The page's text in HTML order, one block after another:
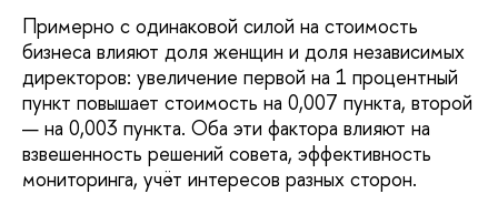
Примерно с одинаковой силой на стоимость
бизнеса влияют доля женщин и доля независимых
директоров: увеличение первой на 1 процентный
пункт повышает стоимость на 0,007 пункта, второй
— на 0,003 пункта. Оба эти фактора влияют на
взвешенность решений совета, эффективность
мониторинга, учёт интересов разных сторон.